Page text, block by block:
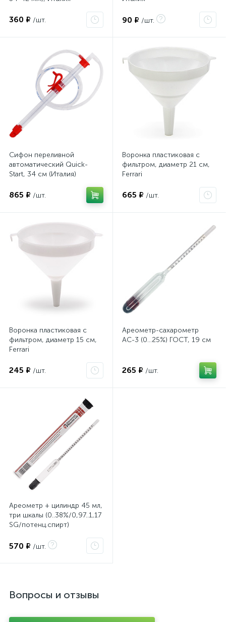
360 ₽ /шт. 90 ₽ /шт.
Сифон переливной
автоматический Quick-
Start, 34 см (Италия)
865 ₽ /шт.
Воронка пластиковая с
фильтром, диаметр 21 см,
Ferrari
665 ₽ /шт.
Воронка пластиковая с
фильтром, диаметр 15 см,
Ferrari
245 ₽ /шт.
Ареометр-сахарометр
АС-3 (0...25%) ГОСТ, 19 см
265 ₽ /шт.
Ареометр + цилиндр 45 мл,
три шкалы (0..38%/0,97..1,17
SG/потенц.спирт)
570 ₽ /шт.
Вопросы и отзывы